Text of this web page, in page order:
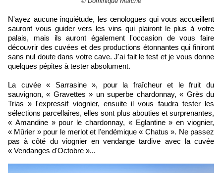
N'ayez aucune inquiétude, les œnologues qui vous accueillent
sauront vous guider vers les vins qui plairont le plus à votre
palais, mais ils auront également l'occasion de vous faire
découvrir des cuvées et des productions étonnantes qui finiront
sans nul doute dans votre cave. J'ai fait le test et je vous donne
quelques pépites à tester absolument.
La cuvée « Sarrasine », pour la fraîcheur et le fruit du
sauvignon, « Gravettes » un superbe chardonnay, « Grès du
Trias » l'expressif viognier, ensuite il vous faudra tester les
sélections parcellaires, elles sont plus abouties et surprenantes,
« Amandine » pour le chardonnay, « Eglantine » en viognier,
« Mûrier » pour le merlot et l'endémique « Chatus ». Ne passez
pas à côté du viognier en vendange tardive avec la cuvée
« Vendanges d'Octobre »...